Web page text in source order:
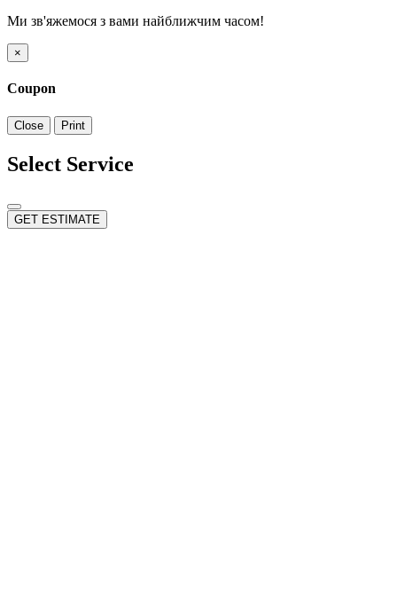
Ми зв'яжемося з вами найближчим часом!
×
Coupon
Close Print
Select Service
GET ESTIMATE